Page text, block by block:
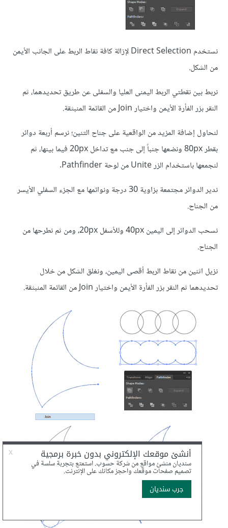
نستخدم Direct Selection لإزالة كافة نقاط الربط على الجانب الأيمن
من الشكل.
نربط بين نقطتي الربط اليمنى العليا والسفلى عن طريق تحديدهما، ثم
النقر بزر الفأرة الأيمن واختيار Join من القائمة المنبثقة.
لنحاول إضافة المزيد من الواقعية على جناح التنين؛ نرسم أربعة دوائر
بقطر 80px ونضعها جنباً إلى جنب مع تداخل 20px فيما بينها، ثم
لنجمعها باستخدام الزر Unite من لوحة Pathfinder.
ندير الدوائر مجتمعة بزاوية 30 درجة ونوائمها مع الجزء السفلي الأيسر
من الجناح.
نسحب الدوائر إلى اليمين 40px وللأسفل 20px، ومن ثم نطرحها من
الجناح.
نزيل اثنين من نقاط الربط أقصى اليمين، ونغلق الشكل من خلال
تحديدهما ثم النقر بزر الفأرة الأيمن واختيار Join من القائمة المنبثقة.